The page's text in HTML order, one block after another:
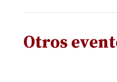
Otros